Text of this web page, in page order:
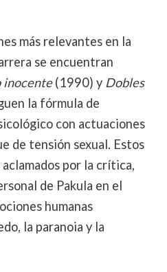
más relevantes en la
se encuentran
inocente(1990) y Dobles
la fórmula de
con actuaciones
de tensión sexual. Estos
por la crítica,
de Pakula en el
humanas
la paranoia y la